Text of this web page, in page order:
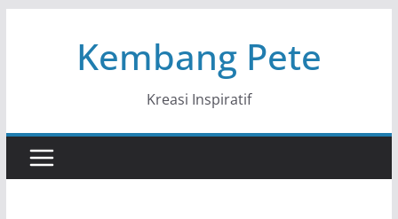
Kembang Pete
Kreasi Inspiratif